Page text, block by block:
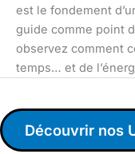
est le fondement
guide comme point
observez comment
temps… et de
Découvrir nos